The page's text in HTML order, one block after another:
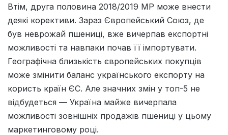
Втім, друга половина 2018/2019 МР може внести
деякі корективи. Зараз Європейський Союз, де
був неврожай пшениці, вже вичерпав експортні
можливості та навпаки почав її імпортувати.
Географічна близькість європейських покупців
може змінити баланс українського експорту на
користь країн ЄС. Але значних змін у топ-5 не
відбудеться — Україна майже вичерпала
можливості зовнішніх продажів пшениці у цьому
маркетинговому році.